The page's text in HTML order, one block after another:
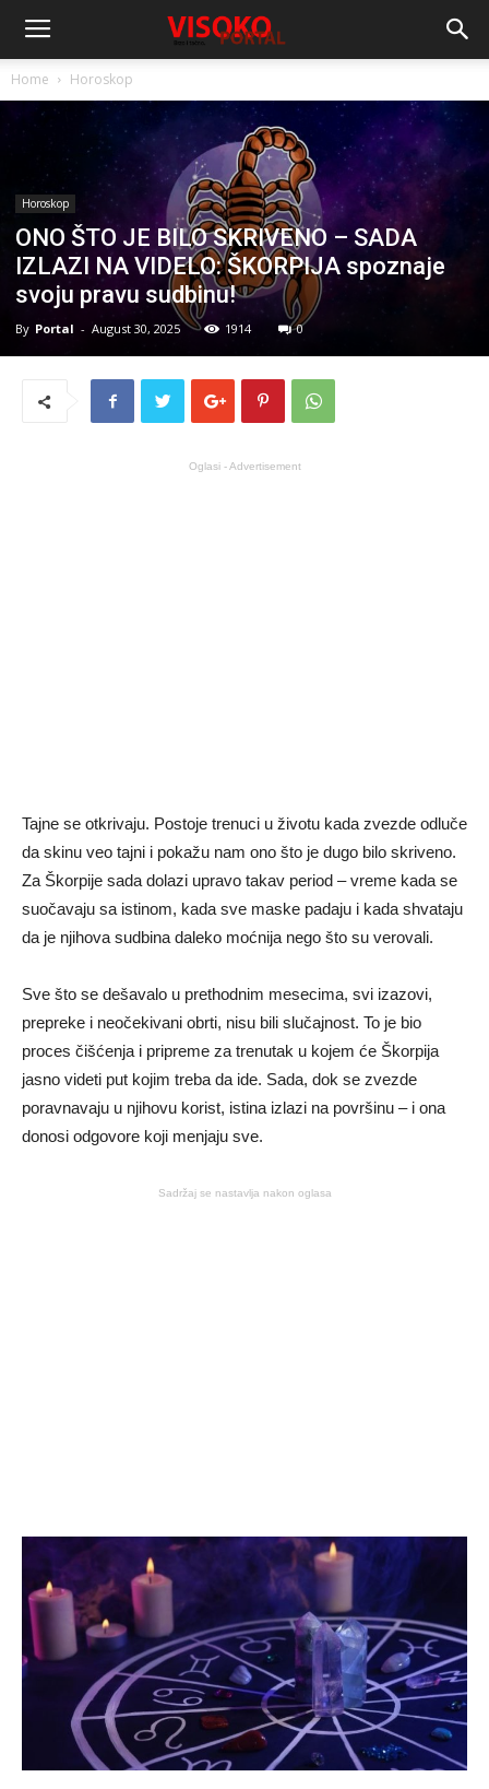
Home Horoskop
Horoskop
ONO ŠTO JE BILO SKRIVENO – SADA
IZLAZI NA VIDELO: ŠKORPIJA spoznaje
svoju pravu sudbinu!
By Portal - August 30, 2025 1914 0
Oglasi - Advertisement
Tajne se otkrivaju. Postoje trenuci u životu kada zvezde odluče
da skinu veo tajni i pokažu nam ono što je dugo bilo skriveno.
Za Škorpije sada dolazi upravo takav period – vreme kada se
suočavaju sa istinom, kada sve maske padaju i kada shvataju
da je njihova sudbina daleko moćnija nego što su verovali.
Sve što se dešavalo u prethodnim mesecima, svi izazovi,
prepreke i neočekivani obrti, nisu bili slučajnost. To je bio
proces čišćenja i pripreme za trenutak u kojem će Škorpija
jasno videti put kojim treba da ide. Sada, dok se zvezde
poravnavaju u njihovu korist, istina izlazi na površinu – i ona
donosi odgovore koji menjaju sve.
Sadržaj se nastavlja nakon oglasa